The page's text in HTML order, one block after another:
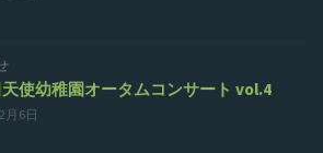
使幼稚園オータムコンサート vol.4
月6日